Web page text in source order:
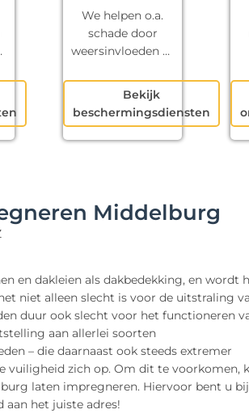
We helpen o.a.
schade door
weersinvloeden te
Bekijk
beschermingsdiensten
Middelburg
en dakleien als dakbedekking, en wordt
niet alleen slecht is voor de uitstraling
duur ook slecht voor het functioneren
aan allerlei soorten
– die daarnaast ook steeds extremer
vuiligheid zich op. Om dit te voorkomen,
laten impregneren. Hiervoor bent u
aan het juiste adres!